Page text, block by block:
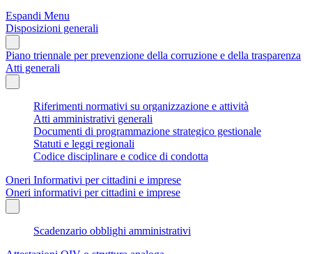
Espandi Menu
Disposizioni generali
Piano triennale per prevenzione della corruzione e della trasparenza
Atti generali
Riferimenti normativi su organizzazione e attività
Atti amministrativi generali
Documenti di programmazione strategico gestionale
Statuti e leggi regionali
Codice disciplinare e codice di condotta
Oneri Informativi per cittadini e imprese
Oneri informativi per cittadini e imprese
Scadenzario obblighi amministrativi